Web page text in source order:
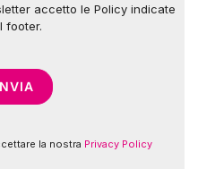
*
accetto le Policy indicate
footer.
la nostra Privacy Policy